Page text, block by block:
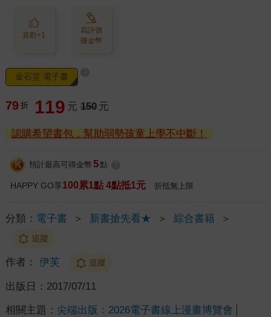
喜歡+1
寫評價
賺金幣
金石堂 電子書
79 折 119 元 150 元
認購希望書包，幫助弱勢孩童上學不中斷！
預計最高可得金幣 5 點
HAPPY GO享100累1點 4點抵1元 折抵無上限
分類： 電子書 ＞ 新書搶先看★ ＞ 綜合書籍 ＞
追蹤
作者： 伊芙 追蹤
出版日： 2017/07/11
相關主題： 尖端出版：2026電子書線上漫畫博覽會